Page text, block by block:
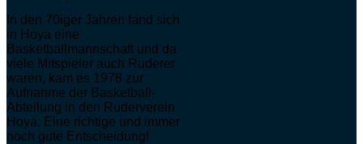
In den 70iger Jahren fand sich
in Hoya eine
Basketballmannschaft und da
viele Mitspieler auch Ruderer
waren, kam es 1978 zur
Aufnahme der Basketball-
Abteilung in den Ruderverein
Hoya. Eine richtige und immer
noch gute Entscheidung!